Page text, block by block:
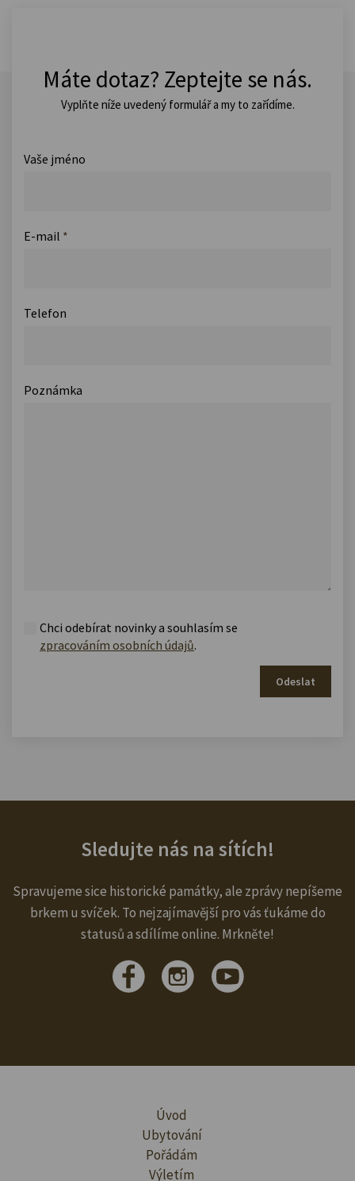
Máte dotaz? Zeptejte se nás.
Vyplňte níže uvedený formulář a my to zařídíme.
Vaše jméno
E-mail *
Telefon
Poznámka
Chci odebírat novinky a souhlasím se
zpracováním osobních údajů.
Odeslat
Sledujte nás na sítích!
Spravujeme sice historické památky, ale zprávy nepíšeme
brkem u svíček. To nejzajímavější pro vás ťukáme do
statusů a sdílíme online. Mrkněte!
Úvod
Ubytování
Pořádám
Výletím